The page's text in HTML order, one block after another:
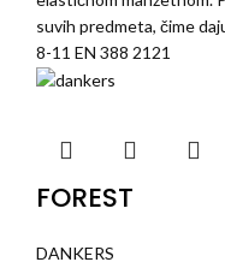
suvih predmeta, čime
8-11 EN 388 2121
FOREST
DANKERS